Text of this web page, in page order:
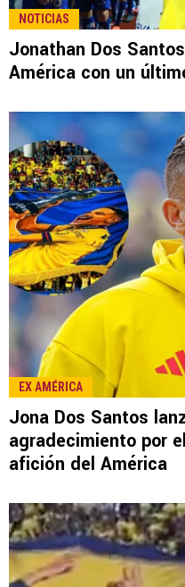
NOTICIAS
Jonathan Dos
América con un
EX AMÉRICA
Jona Dos Santos
agradecimiento por
afición del América